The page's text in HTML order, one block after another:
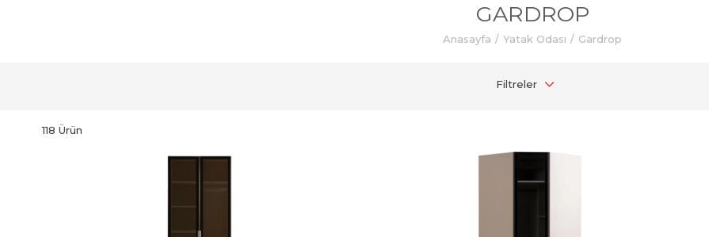
GARDROP
Anasayfa Yatak Odası Gardrop
Filtreler
118 Ürün